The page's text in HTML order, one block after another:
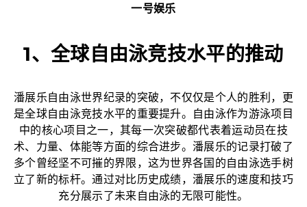
一号娱乐
1、全球自由泳竞技水平的推动
潘展乐自由泳世界纪录的突破，不仅仅是个人的胜利，更
是全球自由泳竞技水平的重要提升。自由泳作为游泳项目
中的核心项目之一，其每一次突破都代表着运动员在技
术、力量、体能等方面的综合进步。潘展乐的记录打破了
多个曾经坚不可摧的界限，这为世界各国的自由泳选手树
立了新的标杆。通过对比历史成绩，潘展乐的速度和技巧
充分展示了未来自由泳的无限可能性。